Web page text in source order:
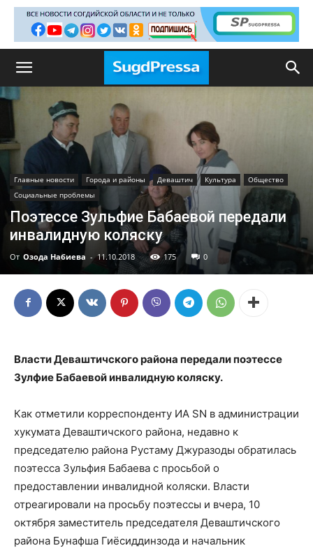
Главные новости Города и районы Деваштич Культура
Общество
Социальные проблемы
Поэтессе Зульфие Бабаевой передали
инвалидную коляску
От Озода Набиева - 11.10.2018 175 0
Власти Деваштичского района передали поэтессе
Зулфие Бабаевой инвалидную коляску.
Как отметили корреспонденту ИА SN в администрации
хукумата Деваштичского района, недавно к
председателю района Рустаму Джуразоды обратилась
поэтесса Зульфия Бабаева с просьбой о
предоставлении инвалидной коляски. Власти
отреагировали на просьбу поэтессы и вчера, 10
октября заместитель председателя Деваштичского
района Бунафша Гиёсиддинзода и начальник